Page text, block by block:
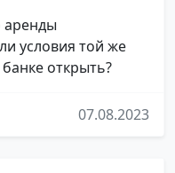
аренды
условия той же
открыть?
07.08.2023